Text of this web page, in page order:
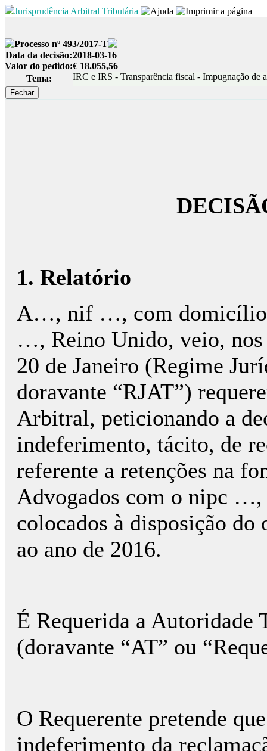
Jurisprudência Arbitral Tributária
Processo nº 493/2017-T
Data da decisão:2018-03-16
Valor do pedido:€ 18.055,56
Tema:
IRC e IRS - Transparência fiscal - Impugnação de
1. Relatório
A…, nif …, com
…, Reino Unido, veio, nos
20 de Janeiro (Regime
doravante “RJAT”)
Arbitral, peticionando a
indeferimento, tácito, de
referente a retenções na
Advogados com o nipc …,
colocados à disposição do
ao ano de 2016.
É Requerida a Autoridade
(doravante “AT” ou
O Requerente pretende
indeferimento da